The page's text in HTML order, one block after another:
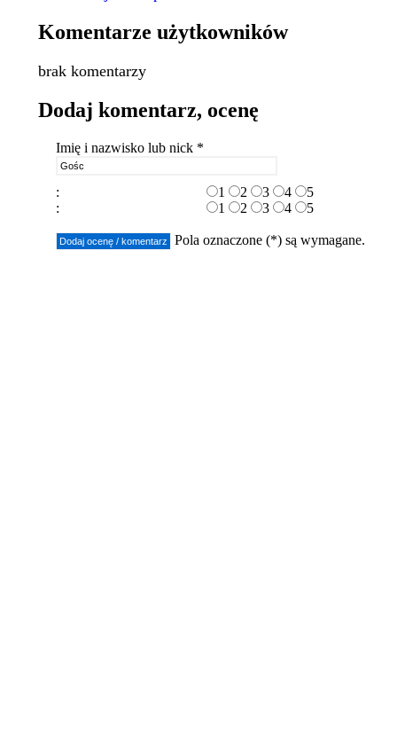
Komentarze użytkowników
brak komentarzy
Dodaj komentarz, ocenę
Imię i nazwisko lub nick *
: 1 2 3 4
5
:
1 2 3 4 5
Pola oznaczone (*) są wymagane.